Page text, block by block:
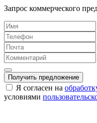
Запрос коммерческого
Получить предложение
Я согласен на
условиями